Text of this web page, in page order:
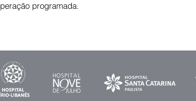
programada.